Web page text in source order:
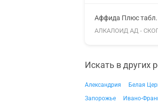
Аффида Плюс
АЛКАЛОИД АД -
Искать в других
Александрия Белая
Запорожье
Ивано-